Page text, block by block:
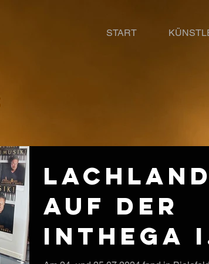
START
lachland
auf der
Inthega